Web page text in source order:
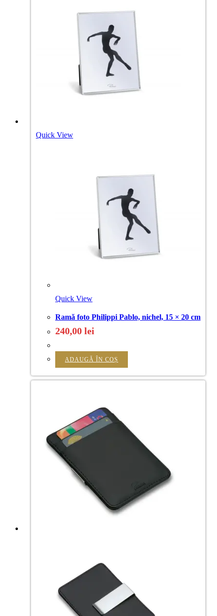
Quick View
Quick View
Ramă foto Philippi Pablo, nichel, 15 × 20 cm
240,00 lei
ADAUGĂ ÎN COȘ